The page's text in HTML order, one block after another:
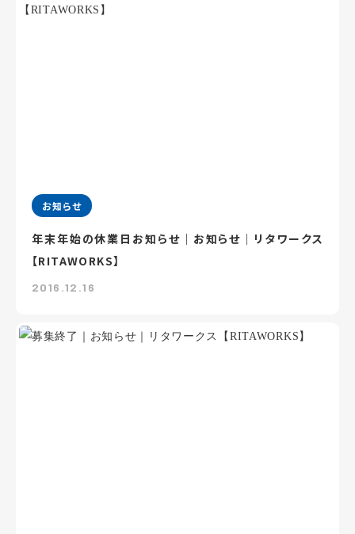
お知らせ
年末年始の休業日お知らせ｜お知らせ｜リタワークス
【RITAWORKS】
2016.12.16